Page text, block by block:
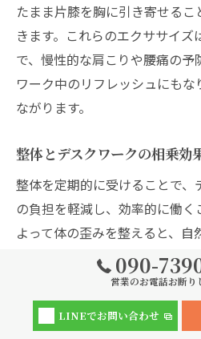
たまま片膝を胸に引き寄せる
きます。これらのエクササイズ
で、慢性的な肩こりや腰痛の予
ワーク中のリフレッシュにも
ながります。
整体とデスクワークの相乗効
整体を定期的に受けることで
の負担を軽減し、効率的に働く
よって体の歪みを整えると、
なり、長時間の作業でも疲れに
整体師からのアドバイスを活用
意識する習慣をつけることで、
ことが可能です。特に、姿勢
090-
営業のお電話お断り
LINEでお問い合わせ